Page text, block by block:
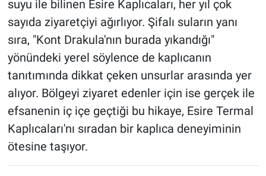
suyu ile bilinen Esire Kaplıcaları, her yıl çok
sayıda ziyaretçiyi ağırlıyor. Şifalı suların yanı
sıra, "Kont Drakula'nın burada yıkandığı"
yönündeki yerel söylence de kaplıcanın
tanıtımında dikkat çeken unsurlar arasında yer
alıyor. Bölgeyi ziyaret edenler için ise gerçek ile
efsanenin iç içe geçtiği bu hikaye, Esire Termal
Kaplıcaları'nı sıradan bir kaplıca deneyiminin
ötesine taşıyor.